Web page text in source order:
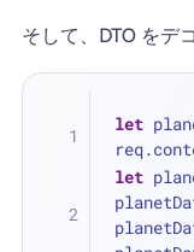
そして、DTO をデ
let
let